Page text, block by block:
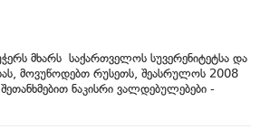
მხარს საქართველოს სუვერენიტეტსა და
მოვუწოდებთ რუსეთს, შეასრულოს 2008
ნაკისრი ვალდებულებები -